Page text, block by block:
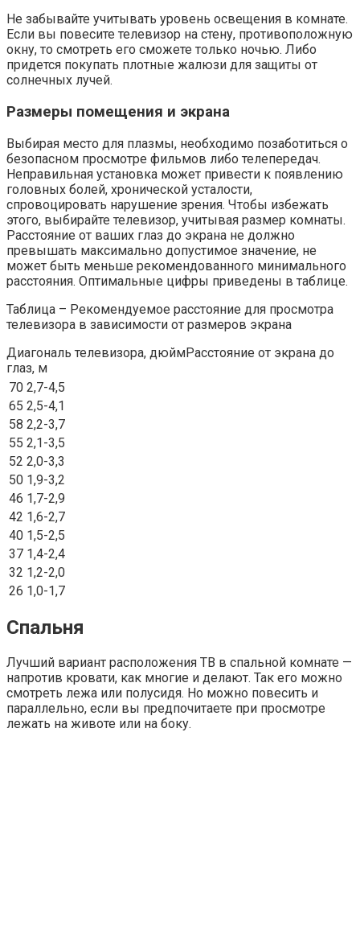
Не забывайте учитывать уровень освещения в комнате.
Если вы повесите телевизор на стену, противоположную
окну, то смотреть его сможете только ночью. Либо
придется покупать плотные жалюзи для защиты от
солнечных лучей.
Размеры помещения и экрана
Выбирая место для плазмы, необходимо позаботиться о
безопасном просмотре фильмов либо телепередач.
Неправильная установка может привести к появлению
головных болей, хронической усталости,
спровоцировать нарушение зрения. Чтобы избежать
этого, выбирайте телевизор, учитывая размер комнаты.
Расстояние от ваших глаз до экрана не должно
превышать максимально допустимое значение, не
может быть меньше рекомендованного минимального
расстояния. Оптимальные цифры приведены в таблице.
Таблица – Рекомендуемое расстояние для просмотра
телевизора в зависимости от размеров экрана
Диагональ телевизора, дюймРасстояние от экрана до
глаз, м
70 2,7-4,5
65 2,5-4,1
58 2,2-3,7
55 2,1-3,5
52 2,0-3,3
50 1,9-3,2
46 1,7-2,9
42 1,6-2,7
40 1,5-2,5
37 1,4-2,4
32 1,2-2,0
26 1,0-1,7
Спальня
Лучший вариант расположения ТВ в спальной комнате —
напротив кровати, как многие и делают. Так его можно
смотреть лежа или полусидя. Но можно повесить и
параллельно, если вы предпочитаете при просмотре
лежать на животе или на боку.